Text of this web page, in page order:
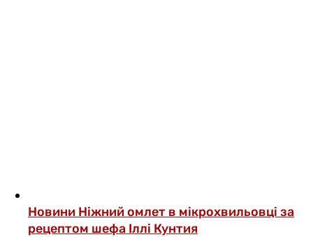
Новини Ніжний омлет в мікрохвильовці за
рецептом шефа Іллі Кунтия